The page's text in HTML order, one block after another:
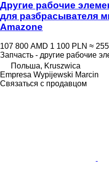
Другие рабочие
для разбрасывателя
Amazone
107 800 AMD 1 100 PLN ≈
Запчасть - другие рабочие
Польша, Kruszwica
Empresa Wypijewski Marcin
Связаться с продавцом